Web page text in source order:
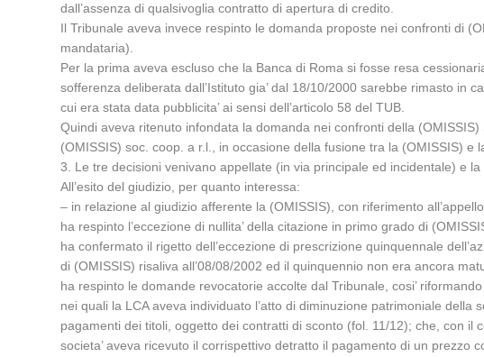
dall’assenza di qualsivoglia contratto di apertura di credito.
Il Tribunale aveva invece respinto le domanda proposte nei confronti di
mandataria).
Per la prima aveva escluso che la Banca di Roma si fosse resa
sofferenza deliberata dall’Istituto gia’ dal 18/10/2000 sarebbe rimasto in
cui era stata data pubblicita’ ai sensi dell’articolo 58 del TUB.
Quindi aveva ritenuto infondata la domanda nei confronti della
(OMISSIS) soc. coop. a r.l., in occasione della fusione tra la (OMISSIS) e
3. Le tre decisioni venivano appellate (in via principale ed incidentale) e
All’esito del giudizio, per quanto interessa:
– in relazione al giudizio afferente la (OMISSIS), con riferimento
ha respinto l’eccezione di nullita’ della citazione in primo grado di
ha confermato il rigetto dell’eccezione di prescrizione quinquennale
di (OMISSIS) risaliva all’08/08/2002 ed il quinquennio non era ancora
ha respinto le domande revocatorie accolte dal Tribunale, cosi’
nei quali la LCA aveva individuato l’atto di diminuzione patrimoniale
pagamenti dei titoli, oggetto dei contratti di sconto (fol. 11/12); che, con il
societa’ aveva ricevuto il corrispettivo detratto il pagamento di un